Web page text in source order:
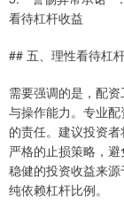
看待杠杆收益
## 五、理性看待杠
需要强调的是，配
与操作能力。专业
的责任。建议投资
严格的止损策略，
稳健的投资收益来
纯依赖杠杆比例。